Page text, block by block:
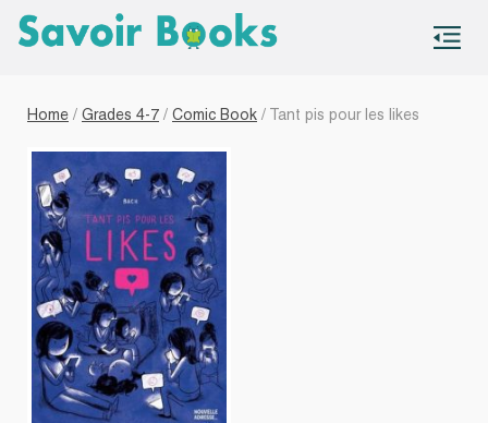
Home / Grades 4-7 / Comic Book / Tant pis pour les likes